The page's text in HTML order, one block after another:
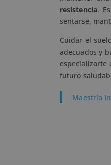
resistencia.
sentarse,
Cuidar el
adecuados y
especializarte
futuro
Maestría